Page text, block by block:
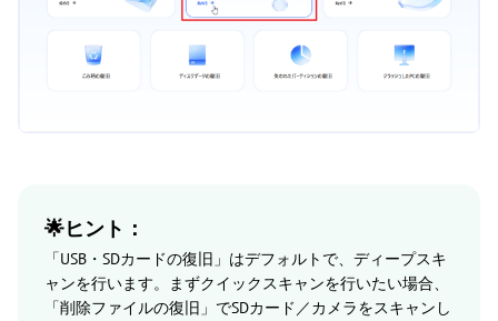
🌟ヒント：
「USB・SDカードの復旧」はデフォルトで、ディープスキ
ャンを行います。まずクイックスキャンを行いたい場合、
「削除ファイルの復旧」でSDカード／カメラをスキャンし